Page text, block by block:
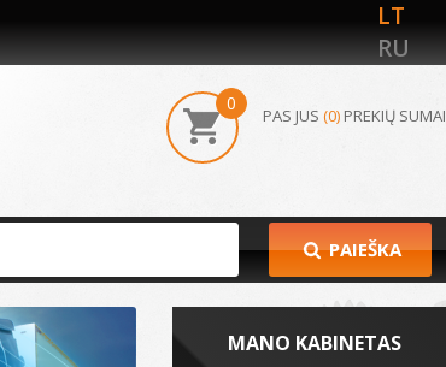
LT
RU
0
PAS JUS (0)PREKIŲ SUMAI
PAIEŠKA
MANO KABINETAS